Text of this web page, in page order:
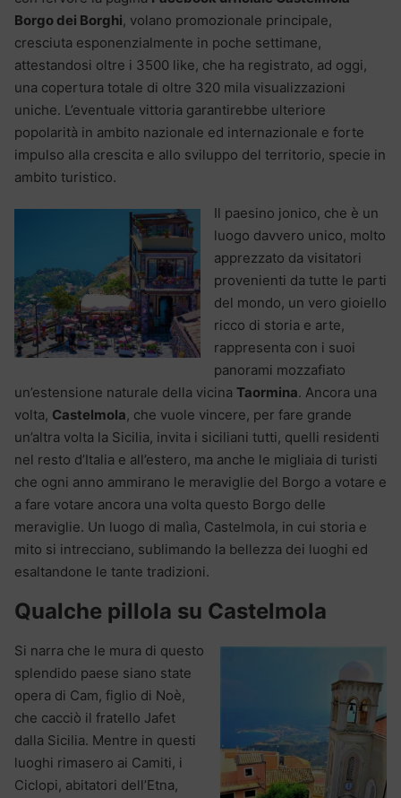
Borgo dei Borghi, volano promozionale principale,
cresciuta esponenzialmente in poche settimane,
attestandosi oltre i 3500 like, che ha registrato, ad oggi,
una copertura totale di oltre 320 mila visualizzazioni
uniche. L’eventuale vittoria garantirebbe ulteriore
popolarità in ambito nazionale ed internazionale e forte
impulso alla crescita e allo sviluppo del territorio, specie in
ambito turistico.
Il paesino jonico, che è un
luogo davvero unico, molto
apprezzato da visitatori
provenienti da tutte le parti
del mondo, un vero gioiello
ricco di storia e arte,
rappresenta con i suoi
panorami mozzafiato
un’estensione naturale della vicina Taormina. Ancora una
volta, Castelmola, che vuole vincere, per fare grande
un’altra volta la Sicilia, invita i siciliani tutti, quelli residenti
nel resto d’Italia e all’estero, ma anche le migliaia di turisti
che ogni anno ammirano le meraviglie del Borgo a votare e
a fare votare ancora una volta questo Borgo delle
meraviglie. Un luogo di malìa, Castelmola, in cui storia e
mito si intrecciano, sublimando la bellezza dei luoghi ed
esaltandone le tante tradizioni.
Qualche pillola su Castelmola
Si narra che le mura di questo
splendido paese siano state
opera di Cam, figlio di Noè,
che cacciò il fratello Jafet
dalla Sicilia. Mentre in questi
luoghi rimasero ai Camiti, i
Ciclopi, abitatori dell’Etna,